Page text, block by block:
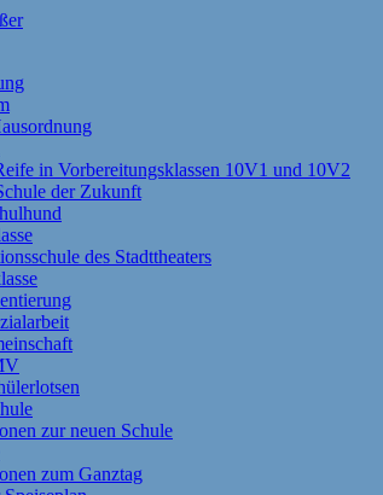
in Vorbereitungsklassen 10V1 und 10V2
der Zukunft
des Stadttheaters
zur neuen Schule
zum Ganztag